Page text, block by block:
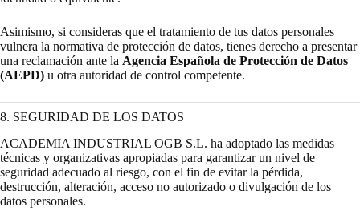
Asimismo, si consideras que el tratamiento de tus datos personales
vulnera la normativa de protección de datos, tienes derecho a presentar
una reclamación ante la Agencia Española de Protección de Datos
(AEPD) u otra autoridad de control competente.
8. SEGURIDAD DE LOS DATOS
ACADEMIA INDUSTRIAL OGB S.L. ha adoptado las medidas
técnicas y organizativas apropiadas para garantizar un nivel de
seguridad adecuado al riesgo, con el fin de evitar la pérdida,
destrucción, alteración, acceso no autorizado o divulgación de los
datos personales.